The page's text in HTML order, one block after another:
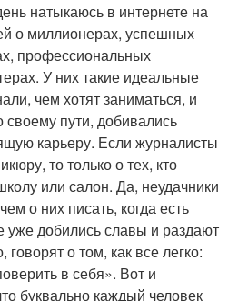
натыкаюсь в интернете на
о миллионерах, успешных
профессиональных
У них такие идеальные
чем хотят заниматься, и
пути, добивались
карьеру. Если журналисты
то только о тех, кто
или салон. Да, неудачники
о них писать, когда есть
уже добились славы и раздают
о том, как все легко:
в себя». Вот и
буквально каждый человек